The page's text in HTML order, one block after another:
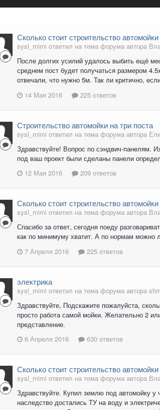
Сколько стоит строительство автомойки
sysl_mimi ответил на тема форума автора
После долгих усилий удалось выбить ещё
среднем пост будет получаться размером
отвечали, что нужно 5м. Так ли критично,
14 Мая 2016
225 ответов
Строительство автомойки на три поста
sysl_mimi ответил на тема форума автора
Здравствуйте! Вопрос по сэндвич-панелям.
под ваш проект были сделаны панели
12 Мая 2016
209 ответов
Сколько стоит строительство автомойки
sysl_mimi ответил на тема форума автора
Спасибо за ответ, сегодня поеду
как по минимуму хватит. А по нормам можно
7 Апреля 2016
225 ответов
электрика
sysl_mimi ответил на тема форума автора
Здравствуйте, Подскажите пожалуйста,
просто работа самой мойки. Желательно 2
представление.
6 Апреля 2016
630 ответов
Сколько стоит строительство автомойки
sysl_mimi ответил на тема форума автора
Здравствуйте. Купил землю под автомойку у
наследство достались ТУ на воду и